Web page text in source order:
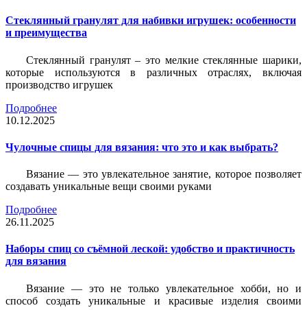
Стеклянный гранулят для набивки игрушек: особенности
и преимущества
Стеклянный гранулят – это мелкие стеклянные шарики,
которые используются в различных отраслях, включая
производство игрушек
Подробнее
10.12.2025
Чулочные спицы для вязания: что это и как выбрать?
Вязание — это увлекательное занятие, которое позволяет
создавать уникальные вещи своими руками
Подробнее
26.11.2025
Наборы спиц со съёмной леской: удобство и практичность
для вязания
Вязание — это не только увлекательное хобби, но и
способ создать уникальные и красивые изделия своими